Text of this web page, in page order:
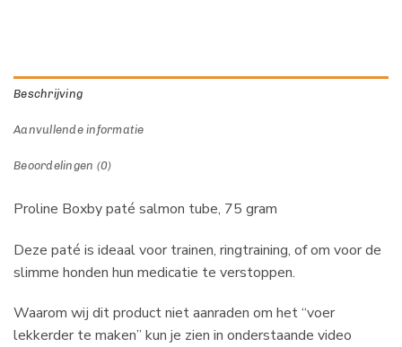
Beschrijving
Aanvullende informatie
Beoordelingen (0)
Proline Boxby paté salmon tube, 75 gram
Deze paté is ideaal voor trainen, ringtraining, of om voor de
slimme honden hun medicatie te verstoppen.
Waarom wij dit product niet aanraden om het “voer
lekkerder te maken” kun je zien in onderstaande video